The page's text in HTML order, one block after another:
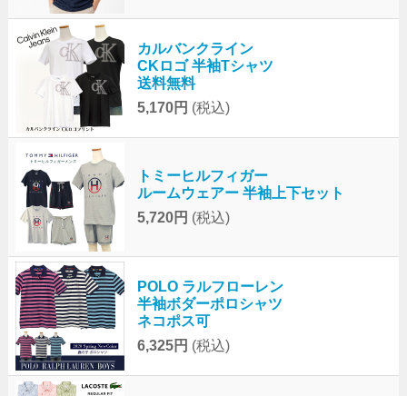
カルバンクライン
CKロゴ 半袖Tシャツ
送料無料
5,170円 (税込)
トミーヒルフィガー
ルームウェアー 半袖上下セット
5,720円 (税込)
POLO ラルフローレン
半袖ボダーポロシャツ
ネコポス可
6,325円 (税込)